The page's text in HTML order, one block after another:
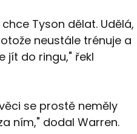
Tyson dělat. Udělá,
neustále trénuje a
jít do ringu," řekl
se prostě neměly
ním," dodal Warren.